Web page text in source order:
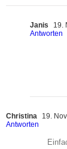
Janis 19.
Antworten
Christina 19.
Antworten